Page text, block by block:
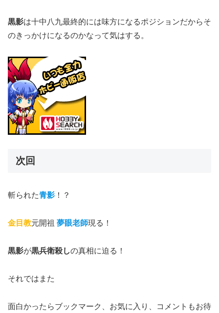
黒影は十中八九最終的には味方になるポジションだからそ
のきっかけになるのかなって気はする。
次回
斬られた青影 ！？
金目教元開祖 夢眼老師現る！
黒影が黒兵衛殺しの真相に迫る！
それではまた
面白かったらブックマーク、お気に入り、コメントもお待